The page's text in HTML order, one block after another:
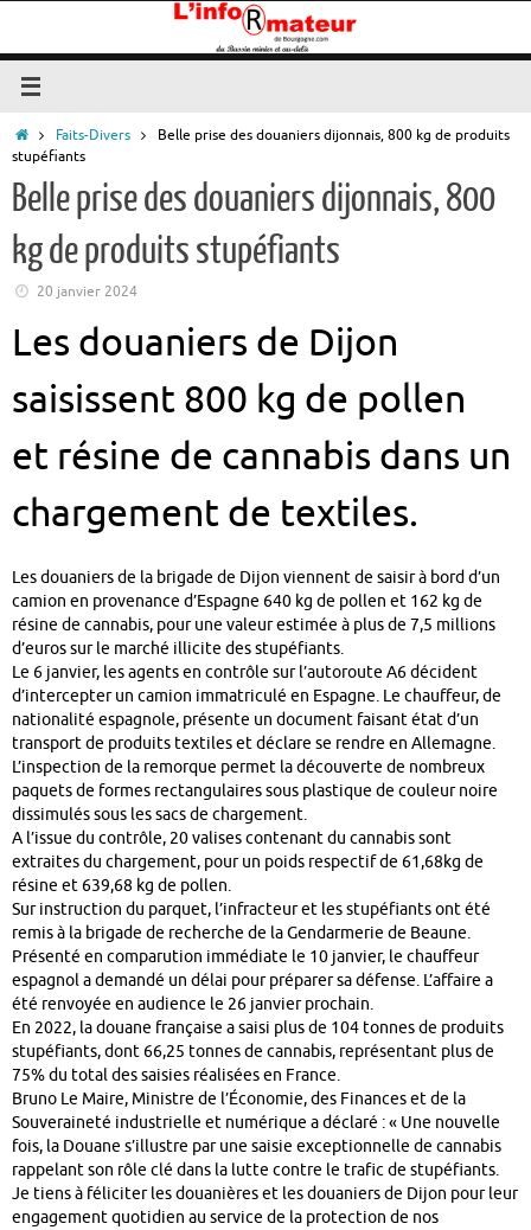
contenu
AccueilFaits-Divers
Belle prise des douaniers dijonnais, 800 kg de produits
stupéfiants
Belle prise des douaniers dijonnais, 800
kg de produits stupéfiants
20 janvier 2024
Les douaniers de Dijon
saisissent 800 kg de pollen
et résine de cannabis dans un
chargement de textiles.
Les douaniers de la brigade de Dijon viennent de saisir à bord d’un
camion en provenance d’Espagne 640 kg de pollen et 162 kg de
résine de cannabis, pour une valeur estimée à plus de 7,5 millions
d’euros sur le marché illicite des stupéfiants.
Le 6 janvier, les agents en contrôle sur l’autoroute A6 décident
d’intercepter un camion immatriculé en Espagne. Le chauffeur, de
nationalité espagnole, présente un document faisant état d’un
transport de produits textiles et déclare se rendre en Allemagne.
L’inspection de la remorque permet la découverte de nombreux
paquets de formes rectangulaires sous plastique de couleur noire
dissimulés sous les sacs de chargement.
A l’issue du contrôle, 20 valises contenant du cannabis sont
extraites du chargement, pour un poids respectif de 61,68kg de
résine et 639,68 kg de pollen.
Sur instruction du parquet, l’infracteur et les stupéfiants ont été
remis à la brigade de recherche de la Gendarmerie de Beaune.
Présenté en comparution immédiate le 10 janvier, le chauffeur
espagnol a demandé un délai pour préparer sa défense. L’affaire a
été renvoyée en audience le 26 janvier prochain.
En 2022, la douane française a saisi plus de 104 tonnes de produits
stupéfiants, dont 66,25 tonnes de cannabis, représentant plus de
75% du total des saisies réalisées en France.
Bruno Le Maire, Ministre de l’Économie, des Finances et de la
Souveraineté industrielle et numérique a déclaré : « Une nouvelle
fois, la Douane s’illustre par une saisie exceptionnelle de cannabis
rappelant son rôle clé dans la lutte contre le trafic de stupéfiants.
Je tiens à féliciter les douanières et les douaniers de Dijon pour leur
engagement quotidien au service de la protection de nos